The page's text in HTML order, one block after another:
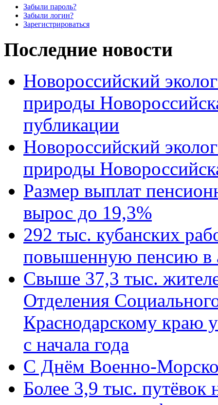
Забыли пароль?
Забыли логин?
Зарегистрироваться
Последние новости
Новороссийский
природы
публикации
Новороссийский
природы
Размер выплат
вырос до 19,3%
292 тыс. кубанских
повышенную пенсию в
Свыше 37,3 тыс.
Отделения
Краснодарскому краю
с начала года
C Днём Военно-
Более 3,9 тыс. путёвок